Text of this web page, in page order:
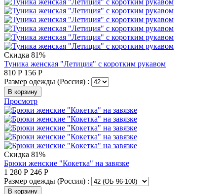
Скидка 81%
Туника женская "Летиция" с коротким рукавом
810 Р 156 Р
Размер одежды (Россия) :
В корзину
Просмотр
Скидка 81%
Брюки женские "Кокетка" на завязке
1 280 Р 246 Р
Размер одежды (Россия) :
В корзину